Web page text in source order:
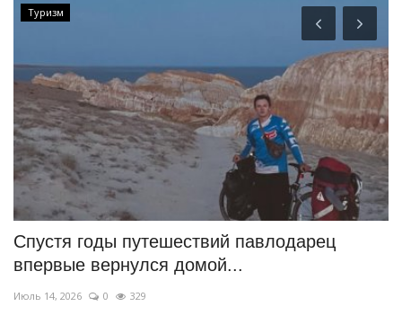
Туризм
Спустя годы путешествий павлодарец
впервые вернулся домой...
Июль 14, 2026 0 329